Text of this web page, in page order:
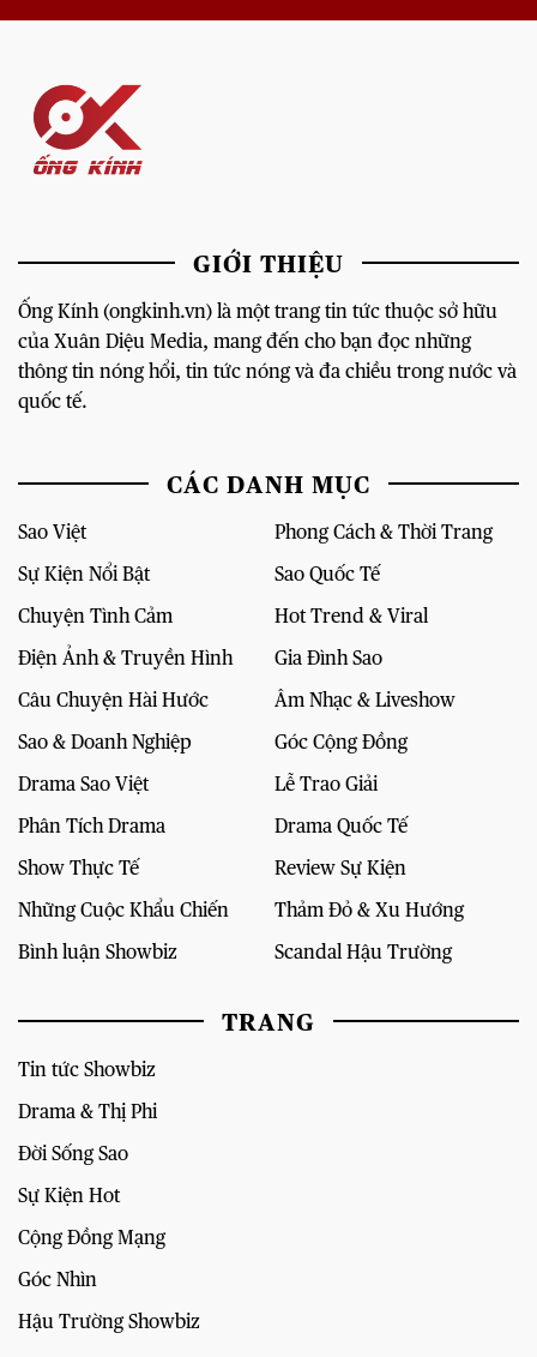
GIỚI THIỆU
Ống Kính (ongkinh.vn) là một trang tin tức thuộc sở hữu
của Xuân Diệu Media, mang đến cho bạn đọc những
thông tin nóng hổi, tin tức nóng và đa chiều trong nước và
quốc tế.
CÁC DANH MỤC
Sao Việt
Phong Cách & Thời Trang
Sự Kiện Nổi Bật
Sao Quốc Tế
Chuyện Tình Cảm
Hot Trend & Viral
Điện Ảnh & Truyền Hình
Gia Đình Sao
Câu Chuyện Hài Hước
Âm Nhạc & Liveshow
Sao & Doanh Nghiệp
Góc Cộng Đồng
Drama Sao Việt
Lễ Trao Giải
Phân Tích Drama
Drama Quốc Tế
Show Thực Tế
Review Sự Kiện
Những Cuộc Khẩu Chiến
Thảm Đỏ & Xu Hướng
Bình luận Showbiz
Scandal Hậu Trường
TRANG
Tin tức Showbiz
Drama & Thị Phi
Đời Sống Sao
Sự Kiện Hot
Cộng Đồng Mạng
Góc Nhìn
Hậu Trường Showbiz